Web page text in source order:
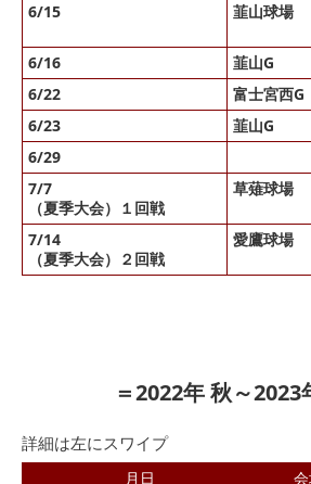
6/15
韮山球場
6/16
韮山G
6/22
富士宮西G
6/23
韮山G
6/29
7/7
（夏季大会）１回戦
草薙球場
7/14
（夏季大会）２回戦
愛鷹球場
＝2022年 秋～2023
詳細は左にスワイプ
月日